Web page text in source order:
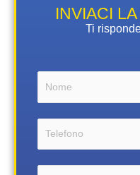
INVIACI
Ti